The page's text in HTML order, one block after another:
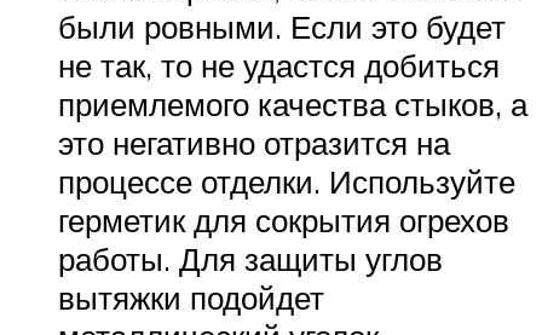
были ровными. Если это будет
не так, то не удастся добиться
приемлемого качества стыков, а
это негативно отразится на
процессе отделки. Используйте
герметик для сокрытия огрехов
работы. Для защиты углов
вытяжки подойдет